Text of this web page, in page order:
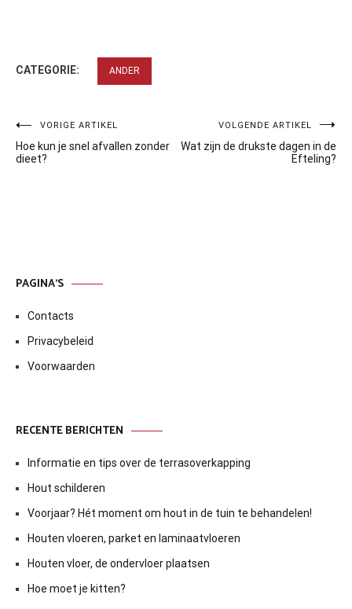
CATEGORIE: ANDER
Bericht
navigatie
VORIGE ARTIKEL
Hoe kun je snel afvallen zonder
dieet?
VOLGENDE ARTIKEL
Wat zijn de drukste dagen in de
Efteling?
PAGINA’S
Contacts
Privacybeleid
Voorwaarden
RECENTE BERICHTEN
Informatie en tips over de terrasoverkapping
Hout schilderen
Voorjaar? Hét moment om hout in de tuin te behandelen!
Houten vloeren, parket en laminaatvloeren
Houten vloer, de ondervloer plaatsen
Hoe moet je kitten?